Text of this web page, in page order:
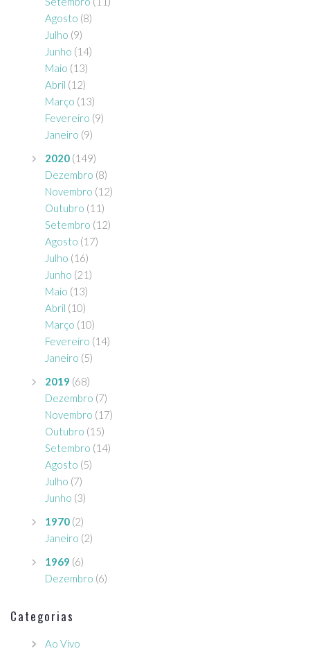
Agosto (8)
Julho (9)
Junho (14)
Maio (13)
Abril (12)
Março (13)
Fevereiro (9)
Janeiro (9)
2020 (149)
Dezembro (8)
Novembro (12)
Outubro (11)
Setembro (12)
Agosto (17)
Julho (16)
Junho (21)
Maio (13)
Abril (10)
Março (10)
Fevereiro (14)
Janeiro (5)
2019 (68)
Dezembro (7)
Novembro (17)
Outubro (15)
Setembro (14)
Agosto (5)
Julho (7)
Junho (3)
1970 (2)
Janeiro (2)
1969 (6)
Dezembro (6)
Categorias
Ao Vivo